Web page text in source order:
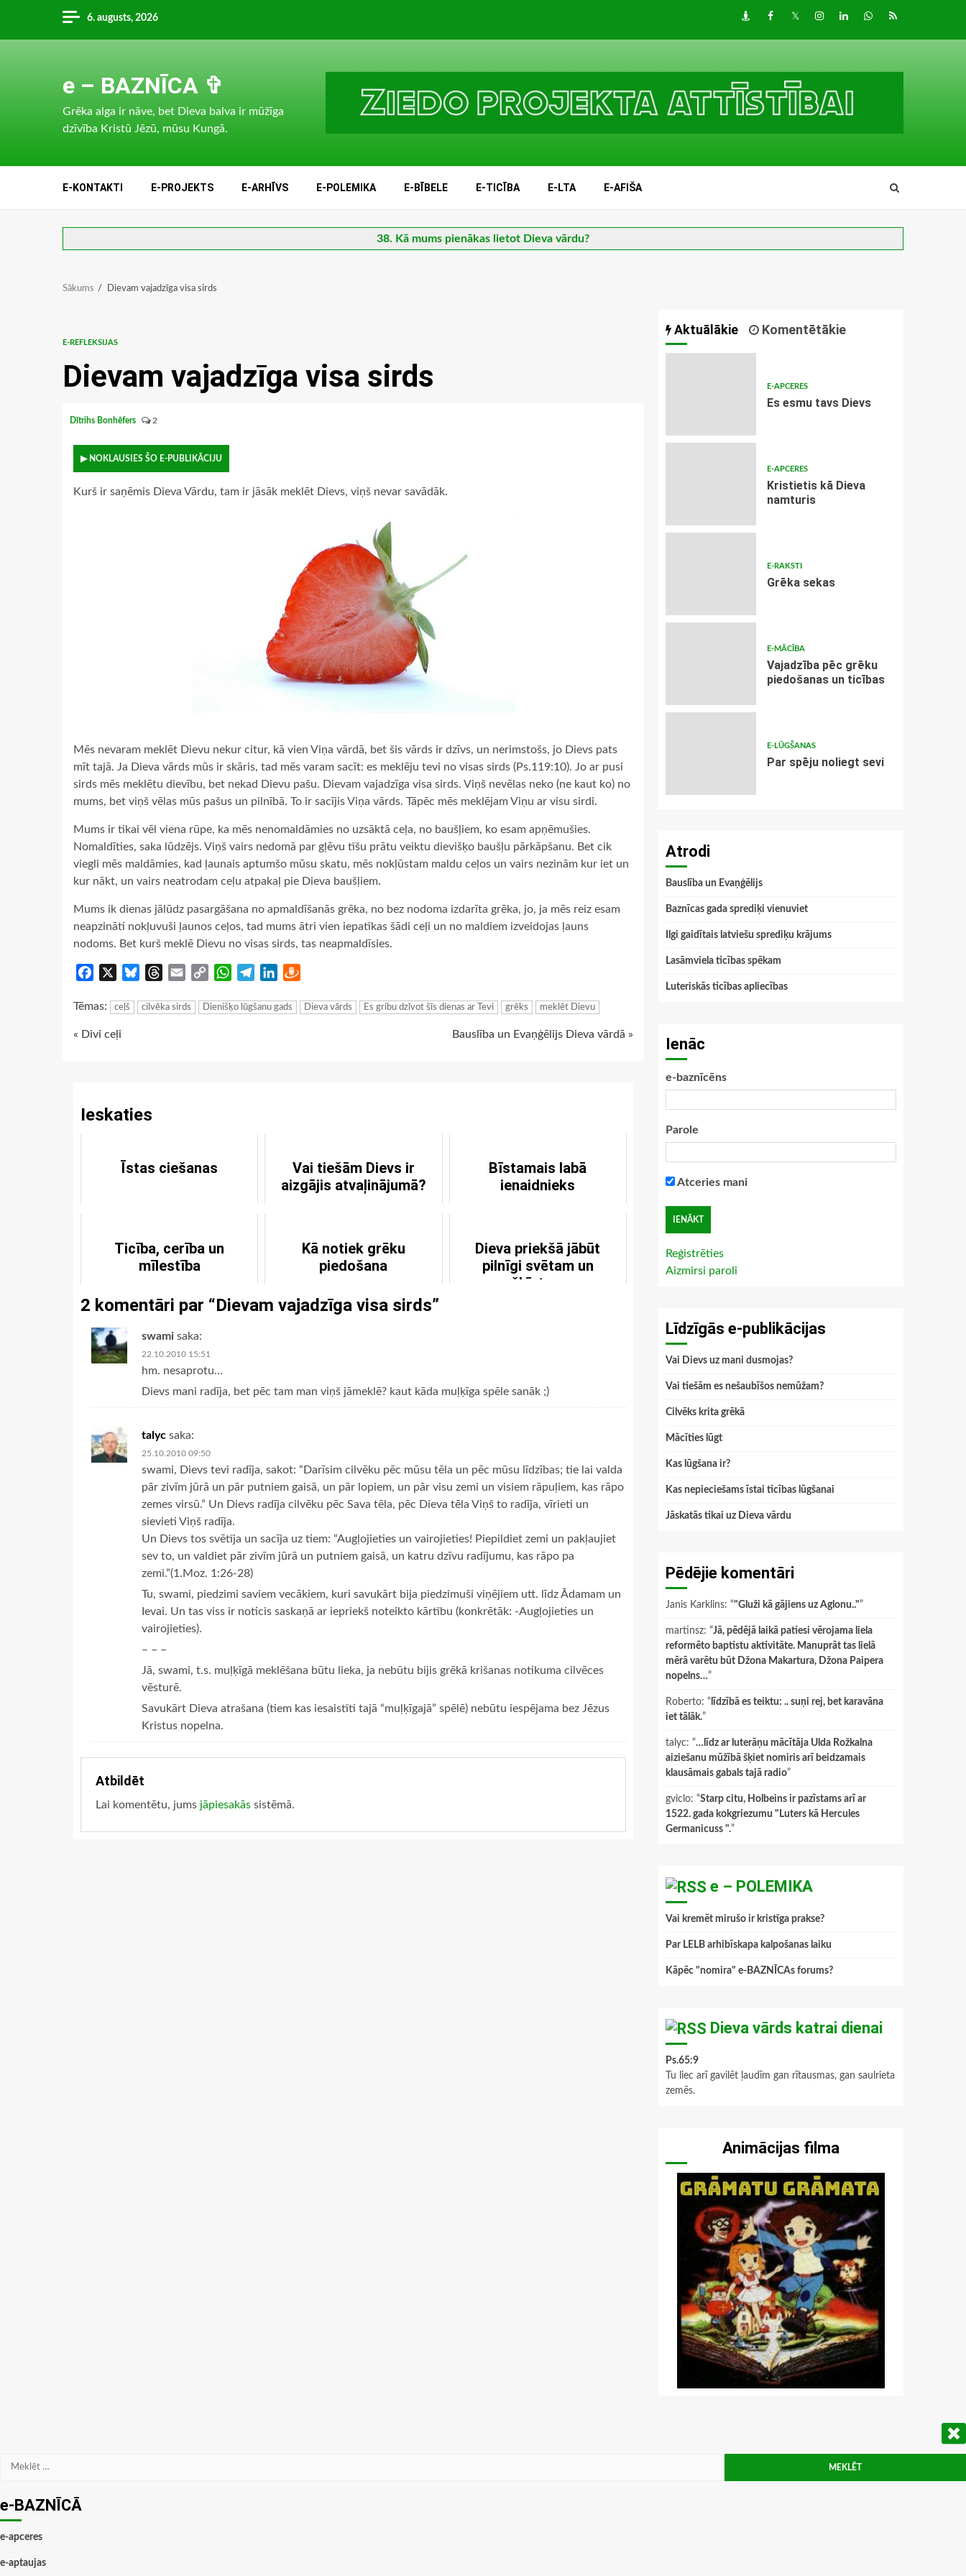
content
6. augusts, 2026 DraugiemFacebook
TwitterInstagram
LinkedInwhatsapp
RSS
e – BAZNĪCA ✞
Grēka alga ir nāve, bet Dieva balva ir mūžīga
dzīvība Kristū Jēzū, mūsu Kungā.
E-KONTAKTI E-PROJEKTS E-ARHĪVS E-POLEMIKA E-BĪBELE E-TICĪBA E-LTA E-AFIŠA
38. Kā mums pienākas lietot Dieva vārdu?
Sākums Dievam vajadzīga visa sirds
E-REFLEKSIJAS
Dievam vajadzīga visa sirds
Dītrihs Bonhēfers 2
▶ NOKLAUSIES ŠO E-PUBLIKĀCIJU
Kurš ir saņēmis Dieva Vārdu, tam ir jāsāk meklēt Dievs, viņš nevar savādāk.
Mēs nevaram meklēt Dievu nekur citur, kā vien Viņa vārdā, bet šis vārds ir dzīvs, un nerimstošs, jo Dievs pats
mīt tajā. Ja Dieva vārds mūs ir skāris, tad mēs varam sacīt: es meklēju tevi no visas sirds (Ps.119:10). Jo ar pusi
sirds mēs meklētu dievību, bet nekad Dievu pašu. Dievam vajadzīga visa sirds. Viņš nevēlas neko (ne kaut ko) no
mums, bet viņš vēlas mūs pašus un pilnībā. To ir sacījis Viņa vārds. Tāpēc mēs meklējam Viņu ar visu sirdi.
Mums ir tikai vēl viena rūpe, ka mēs nenomaldāmies no uzsāktā ceļa, no baušļiem, ko esam apņēmušies.
Nomaldīties, saka lūdzējs. Viņš vairs nedomā par gļēvu tīšu prātu veiktu dievišķo baušļu pārkāpšanu. Bet cik
viegli mēs maldāmies, kad ļaunais aptumšo mūsu skatu, mēs nokļūstam maldu ceļos un vairs nezinām kur iet un
kur nākt, un vairs neatrodam ceļu atpakaļ pie Dieva baušļiem.
Mums ik dienas jālūdz pasargāšana no apmaldīšanās grēka, no bez nodoma izdarīta grēka, jo, ja mēs reiz esam
neapzināti nokļuvuši ļaunos ceļos, tad mums ātri vien iepatīkas šādi ceļi un no maldiem izveidojas ļauns
nodoms. Bet kurš meklē Dievu no visas sirds, tas neapmaldīsies.
Facebook BlueskyThreads
Email
Copy
WhatsApp
TelegramLinkedIn
Tēmas: ceļš cilvēka sirds Dienišķo lūgšanu gads Dieva vārds Es gribu dzīvot šīs dienas ar Tevi grēks meklēt Dievu
Continue
« Divi ceļi Bauslība un Evaņģēlijs Dieva vārdā »
Ieskaties
Īstas ciešanas
Vai tiešām Dievs ir
aizgājis atvaļinājumā?
Bīstamais labā
ienaidnieks
Ticība, cerība un
mīlestība
Kā notiek grēku
piedošana
Dieva priekšā jābūt
pilnīgi svētam un
šķīstam
2 komentāri par “Dievam vajadzīga visa sirds”
swami saka:
22.10.2010 15:51
hm. nesaprotu…
Dievs mani radīja, bet pēc tam man viņš jāmeklē? kaut kāda muļķīga spēle sanāk ;)
talyc saka:
25.10.2010 09:50
swami, Dievs tevi radīja, sakot: “Darīsim cilvēku pēc mūsu tēla un pēc mūsu līdzības; tie lai valda
pār zivīm jūrā un pār putniem gaisā, un pār lopiem, un pār visu zemi un visiem rāpuļiem, kas rāpo
zemes virsū.” Un Dievs radīja cilvēku pēc Sava tēla, pēc Dieva tēla Viņš to radīja, vīrieti un
sievieti Viņš radīja.
Un Dievs tos svētīja un sacīja uz tiem: “Augļojieties un vairojieties! Piepildiet zemi un pakļaujiet
sev to, un valdiet pār zivīm jūrā un putniem gaisā, un katru dzīvu radījumu, kas rāpo pa
zemi.”(1.Moz. 1:26-28)
Tu, swami, piedzimi saviem vecākiem, kuri savukārt bija piedzimuši viņējiem utt. līdz Ādamam un
Ievai. Un tas viss ir noticis saskaņā ar iepriekš noteikto kārtību (konkrētāk: -Augļojieties un
vairojieties).
– – –
Jā, swami, t.s. muļķīgā meklēšana būtu lieka, ja nebūtu bijis grēkā krišanas notikuma cilvēces
vēsturē.
Savukārt Dieva atrašana (tiem kas iesaistīti tajā “muļķīgajā” spēlē) nebūtu iespējama bez Jēzus
Kristus nopelna.
Atbildēt
Lai komentētu, jums jāpiesakās sistēmā.
Aktuālākie Komentētākie
E-APCERES
Es esmu tavs Dievs
E-APCERES
Kristietis kā Dieva
namturis
E-RAKSTI
Grēka sekas
E-MĀCĪBA
Vajadzība pēc grēku
piedošanas un ticības
E-LŪGŠANAS
Par spēju noliegt sevi
Atrodi
Bauslība un Evaņģēlijs
Baznīcas gada sprediķi vienuviet
Ilgi gaidītais latviešu sprediķu krājums
Lasāmviela ticības spēkam
Luteriskās ticības apliecības
Ienāc
e-baznīcēns
Parole
Atceries mani
Reģistrēties
Aizmirsi paroli
Līdzīgās e-publikācijas
Vai Dievs uz mani dusmojas?
Vai tiešām es nešaubīšos nemūžam?
Cilvēks krita grēkā
Mācīties lūgt
Kas lūgšana ir?
Kas nepieciešams īstai ticības lūgšanai
Jāskatās tikai uz Dieva vārdu
Pēdējie komentāri
Janis Karklins: “"Gluži kā gājiens uz Aglonu.."”
martinsz: “Jā, pēdējā laikā patiesi vērojama liela
reformēto baptistu aktivitāte. Manuprāt tas lielā
mērā varētu būt Džona Makartura, Džona Paipera
nopelns…”
Roberto: “ līdzībā es teiktu: .. suņi rej, bet karavāna
iet tālāk.”
talyc: “…līdz ar luterāņu mācītāja Ulda Rožkalna
aiziešanu mūžībā šķiet nomiris arī beidzamais
klausāmais gabals tajā radio”
gviclo: “Starp citu, Holbeins ir pazīstams arī ar
1522. gada kokgriezumu "Luters kā Hercules
Germanicuss ".”
e – POLEMIKA
Vai kremēt mirušo ir kristīga prakse?
Par LELB arhibīskapa kalpošanas laiku
Kāpēc "nomira" e-BAZNĪCAs forums?
Dieva vārds katrai dienai
Ps.65:9
Tu liec arī gavilēt ļaudīm gan rītausmas, gan saulrieta
zemēs.
Animācijas filma
Meklēt:
e-BAZNĪCĀ
e-apceres
e-aptaujas